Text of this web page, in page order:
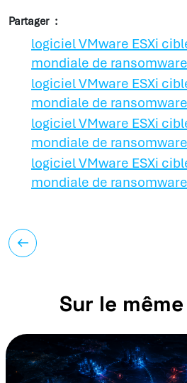
Partager
logiciel VMware ESXi
mondiale de
logiciel VMware ESXi
mondiale de
logiciel VMware ESXi
mondiale de
logiciel VMware ESXi
mondiale de
Sur le